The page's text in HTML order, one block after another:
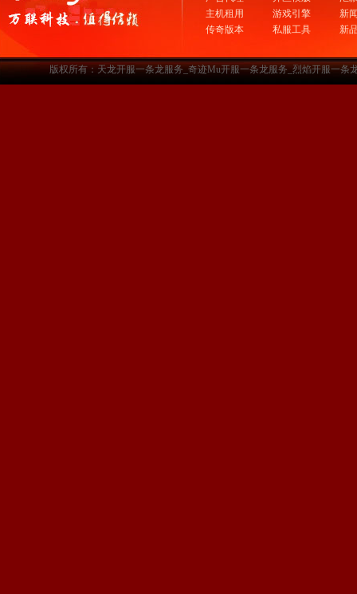
主机租用
传奇版本
游戏引擎
私服工具
新
新
版权所有：天龙开服一条龙服务_奇迹Mu开服一条龙服务_烈焰开服一条